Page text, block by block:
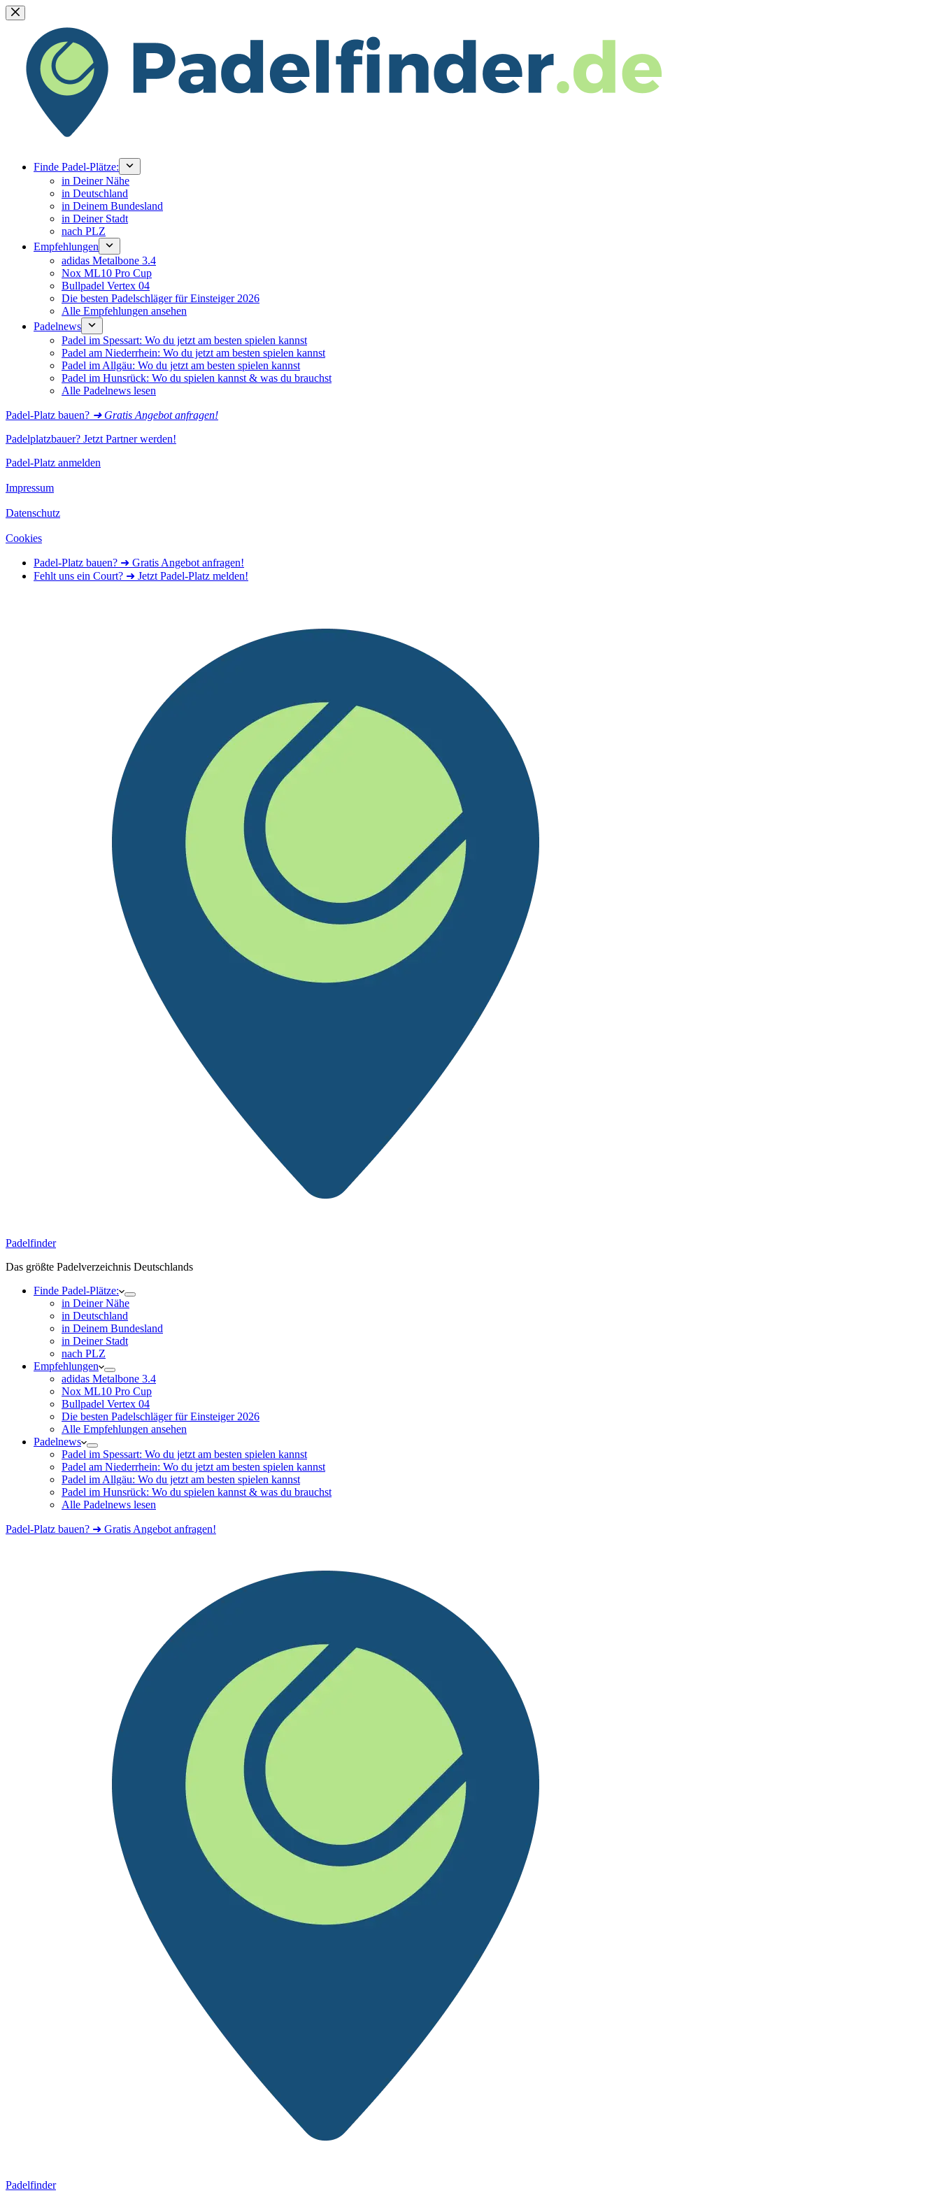
Zum
Inhalt
springen
Finde Padel-Plätze:
in Deiner Nähe
in Deutschland
in Deinem Bundesland
in Deiner Stadt
nach PLZ
Empfehlungen
adidas Metalbone 3.4
Nox ML10 Pro Cup
Bullpadel Vertex 04
Die besten Padelschläger für Einsteiger 2026
Alle Empfehlungen ansehen
Padelnews
Padel im Spessart: Wo du jetzt am besten spielen kannst
Padel am Niederrhein: Wo du jetzt am besten spielen kannst
Padel im Allgäu: Wo du jetzt am besten spielen kannst
Padel im Hunsrück: Wo du spielen kannst & was du brauchst
Alle Padelnews lesen
Padel-Platz bauen? ➜ Gratis Angebot anfragen!
Padelplatzbauer? Jetzt Partner werden!
Padel-Platz anmelden
Impressum
Datenschutz
Cookies
Padel-Platz bauen? ➜ Gratis Angebot anfragen!
Fehlt uns ein Court? ➜ Jetzt Padel-Platz melden!
Padelfinder
Das größte Padelverzeichnis Deutschlands
Finde Padel-Plätze:
in Deiner Nähe
in Deutschland
in Deinem Bundesland
in Deiner Stadt
nach PLZ
Empfehlungen
adidas Metalbone 3.4
Nox ML10 Pro Cup
Bullpadel Vertex 04
Die besten Padelschläger für Einsteiger 2026
Alle Empfehlungen ansehen
Padelnews
Padel im Spessart: Wo du jetzt am besten spielen kannst
Padel am Niederrhein: Wo du jetzt am besten spielen kannst
Padel im Allgäu: Wo du jetzt am besten spielen kannst
Padel im Hunsrück: Wo du spielen kannst & was du brauchst
Alle Padelnews lesen
Padel-Platz bauen? ➜ Gratis Angebot anfragen!
Padelfinder